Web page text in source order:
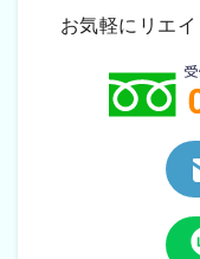
お気軽にリエ